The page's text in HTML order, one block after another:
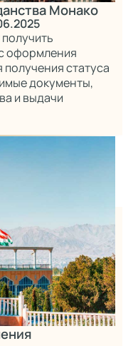
Монако
оформления
статуса
документы,
и выдачи